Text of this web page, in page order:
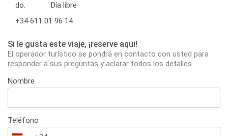
do.
Día libre
+34 611 01 96 14
Si le gusta este viaje, ¡reserve aqui!
El operador turístico se pondrá en contacto con usted para
responder a sus preguntas y aclarar todos los detalles.
Nombre
Teléfono